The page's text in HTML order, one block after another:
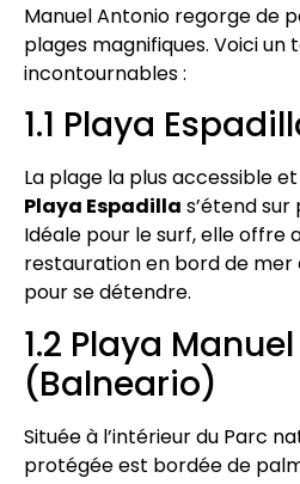
Manuel Antonio regorge de
plages magnifiques. Voici un
incontournables :
1.1 Playa
La plage la plus accessible
Playa Espadilla s’étend sur
Idéale pour le surf, elle offre
restauration en bord de mer
pour se détendre.
1.2 Playa
(Balneario)
Située à l’intérieur du Parc
protégée est bordée de